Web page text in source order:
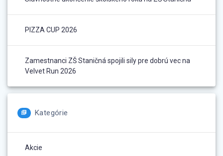
PIZZA CUP 2026
Zamestnanci ZŠ Staničná spojili sily pre dobrú vec na
Velvet Run 2026
Kategórie
Akcie